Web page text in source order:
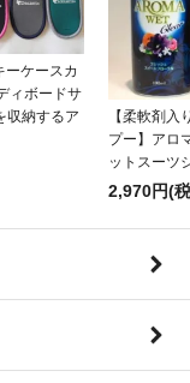
ーケースカ
ィボードサ
収納するア
【柔軟剤入
プー】アロ
ットスーツ
2,970円(